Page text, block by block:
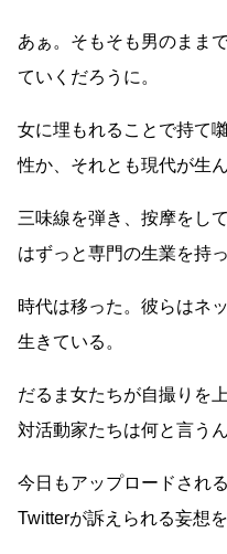
あぁ。そもそも男のまま
ていくだろうに。
女に埋もれることで持て
性か、それとも現代が生
三味線を弾き、按摩をし
はずっと専門の生業を持
時代は移った。彼らはネ
生きている。
だるま女たちが自撮りを
対活動家たちは何と言う
今日もアップロードされ
Twitterが訴えられる妄想を